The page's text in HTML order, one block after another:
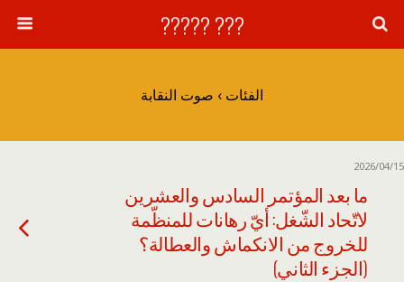
??? ?????
الفئات › صوت النقابة
2026/04/15
ما بعد المؤتمر السادس والعشرين
لاتّحاد الشّغل: أيّ رهانات للمنظّمة
للخروج من الانكماش والعطالة؟
(الجزء الثاني)